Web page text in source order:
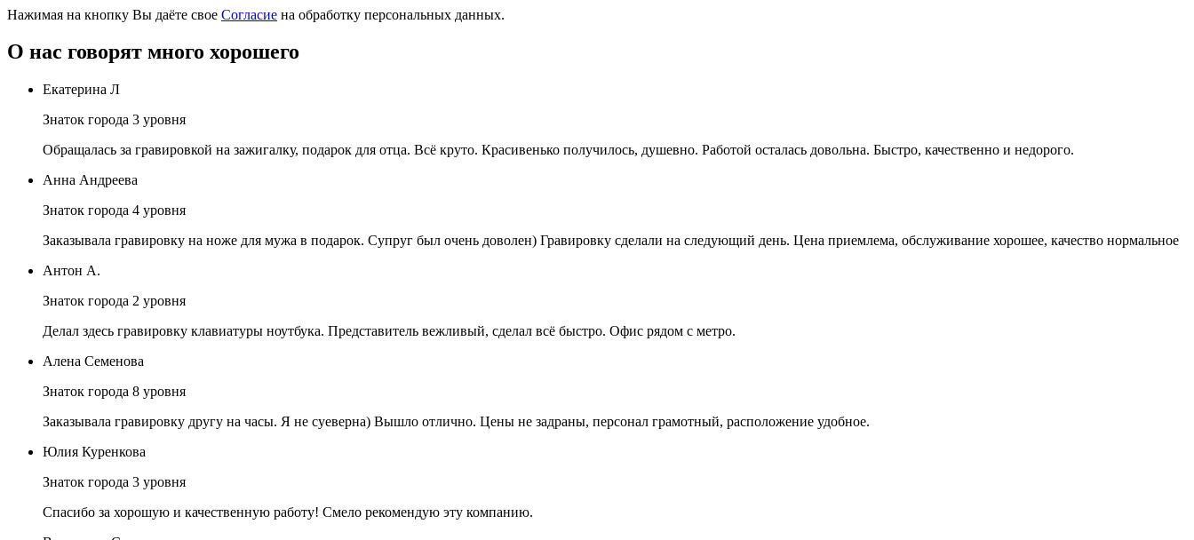
Нажимая на кнопку Вы даёте свое Согласие на обработку персональных данных.
О нас говорят много хорошего
Екатерина Л
Знаток города 3 уровня
Обращалась за гравировкой на зажигалку, подарок для отца. Всё круто. Красивенько получилось, душевно. Работой осталась довольна. Быстро, качественно и недорого.
Анна Андреева
Знаток города 4 уровня
Заказывала гравировку на ноже для мужа в подарок. Супруг был очень доволен) Гравировку сделали на следующий день. Цена приемлема, обслуживание хорошее, качество нормальное
Антон А.
Знаток города 2 уровня
Делал здесь гравировку клавиатуры ноутбука. Представитель вежливый, сделал всё быстро. Офис рядом с метро.
Алена Семенова
Знаток города 8 уровня
Заказывала гравировку другу на часы. Я не суеверна) Вышло отлично. Цены не задраны, персонал грамотный, расположение удобное.
Юлия Куренкова
Знаток города 3 уровня
Спасибо за хорошую и качественную работу! Смело рекомендую эту компанию.